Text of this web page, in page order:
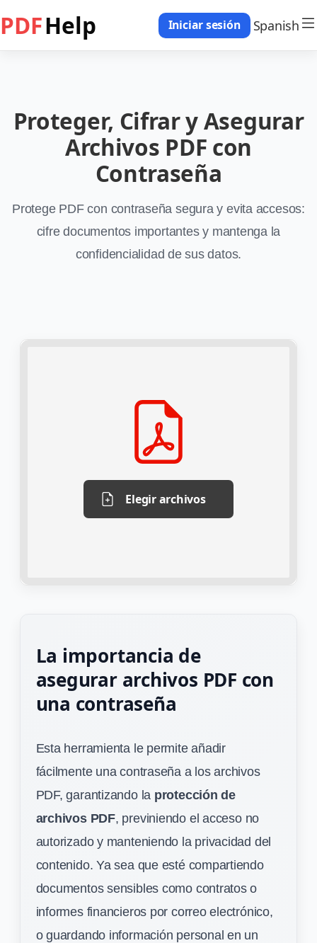
PDFHelp Iniciar sesión Spanish
Proteger, Cifrar y Asegurar
Archivos PDF con
Contraseña
Protege PDF con contraseña segura y evita accesos:
cifre documentos importantes y mantenga la
confidencialidad de sus datos.
Elegir archivos
La importancia de
asegurar archivos PDF con
una contraseña
Esta herramienta le permite añadir
fácilmente una contraseña a los archivos
PDF, garantizando la protección de
archivos PDF, previniendo el acceso no
autorizado y manteniendo la privacidad del
contenido. Ya sea que esté compartiendo
documentos sensibles como contratos o
informes financieros por correo electrónico,
o guardando información personal en un